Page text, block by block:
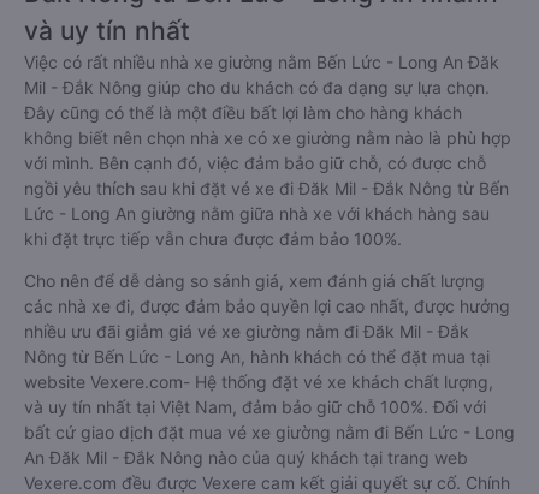
và uy tín nhất
Việc có rất nhiều nhà xe giường nằm Bến Lức - Long An Đăk
Mil - Đắk Nông giúp cho du khách có đa dạng sự lựa chọn.
Đây cũng có thể là một điều bất lợi làm cho hàng khách
không biết nên chọn nhà xe có xe giường nằm nào là phù hợp
với mình. Bên cạnh đó, việc đảm bảo giữ chỗ, có được chỗ
ngồi yêu thích sau khi đặt vé xe đi Đăk Mil - Đắk Nông từ Bến
Lức - Long An giường nằm giữa nhà xe với khách hàng sau
khi đặt trực tiếp vẫn chưa được đảm bảo 100%.
Cho nên để dễ dàng so sánh giá, xem đánh giá chất lượng
các nhà xe đi, được đảm bảo quyền lợi cao nhất, được hưởng
nhiều ưu đãi giảm giá vé xe giường nằm đi Đăk Mil - Đắk
Nông từ Bến Lức - Long An, hành khách có thể đặt mua tại
website Vexere.com- Hệ thống đặt vé xe khách chất lượng,
và uy tín nhất tại Việt Nam, đảm bảo giữ chỗ 100%. Đối với
bất cứ giao dịch đặt mua vé xe giường nằm đi Bến Lức - Long
An Đăk Mil - Đắk Nông nào của quý khách tại trang web
Vexere.com đều được Vexere cam kết giải quyết sự cố. Chính